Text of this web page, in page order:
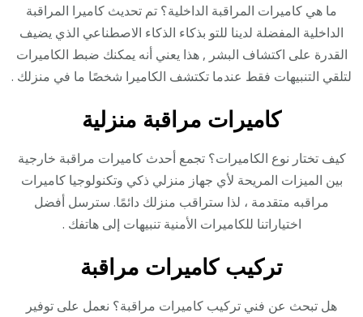
ما هي كاميرات المراقبة الداخلية؟ تم تحديث كاميرا المراقبة
الداخلية المفضلة لدينا للتو بذكاء الذكاء الاصطناعي الذي يضيف
القدرة على اكتشاف البشر , هذا يعني أنه يمكنك ضبط الكاميرات
لتلقي التنبيهات فقط عندما تكتشف الكاميرا شخصًا ما في منزلك .
كاميرات مراقبة منزلية
كيف تختار نوع الكاميرات؟ تجمع أحدث كاميرات مراقبة خارجية
بين الميزات المريحة لأي جهاز منزلي ذكي وتكنولوجيا كاميرات
مراقبه متقدمة ، لذا ستراقب منزلك دائمًا. سترسل أفضل
اختياراتنا للكاميرات الأمنية تنبيهات إلى هاتفك .
تركيب كاميرات مراقبة
هل تبحث عن فني تركيب كاميرات مراقبة؟ نعمل على توفير